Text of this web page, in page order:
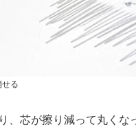
る
、芯が擦り減って丸く